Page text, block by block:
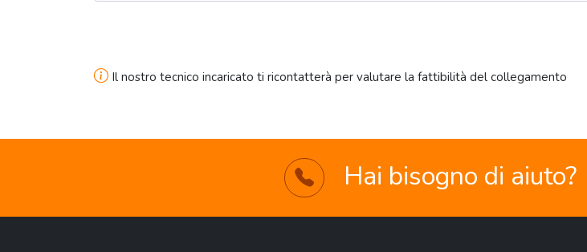
Il nostro tecnico incaricato ti ricontatterà per valutare la fattibilità del collegamento
Hai bisogno di aiuto?